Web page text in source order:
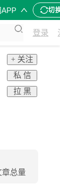
切
登录
+ 关注
私 信
拉 黑
章总量